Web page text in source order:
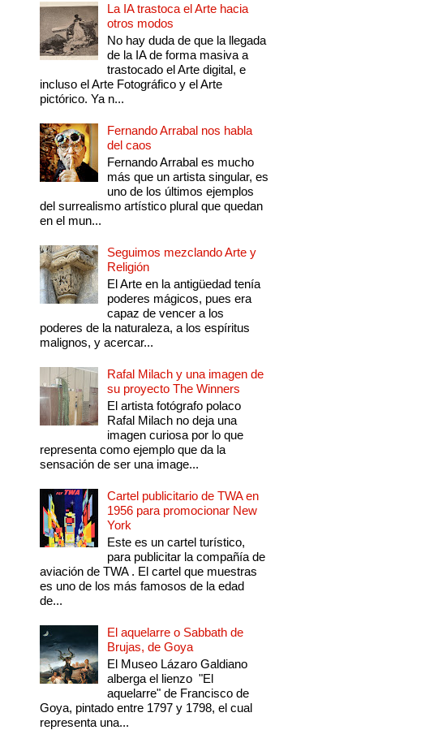
La IA trastoca el Arte hacia
otros modos
No hay duda de que la llegada
de la IA de forma masiva a
trastocado el Arte digital, e
incluso el Arte Fotográfico y el Arte
pictórico. Ya n...
Fernando Arrabal nos habla
del caos
Fernando Arrabal es mucho
más que un artista singular, es
uno de los últimos ejemplos
del surrealismo artístico plural que quedan
en el mun...
Seguimos mezclando Arte y
Religión
El Arte en la antigüedad tenía
poderes mágicos, pues era
capaz de vencer a los
poderes de la naturaleza, a los espíritus
malignos, y acercar...
Rafal Milach y una imagen de
su proyecto The Winners
El artista fotógrafo polaco
Rafal Milach no deja una
imagen curiosa por lo que
representa como ejemplo que da la
sensación de ser una image...
Cartel publicitario de TWA en
1956 para promocionar New
York
Este es un cartel turístico,
para publicitar la compañía de
aviación de TWA . El cartel que muestras
es uno de los más famosos de la edad
de...
El aquelarre o Sabbath de
Brujas, de Goya
El Museo Lázaro Galdiano
alberga el lienzo "El
aquelarre" de Francisco de
Goya, pintado entre 1797 y 1798, el cual
representa una...